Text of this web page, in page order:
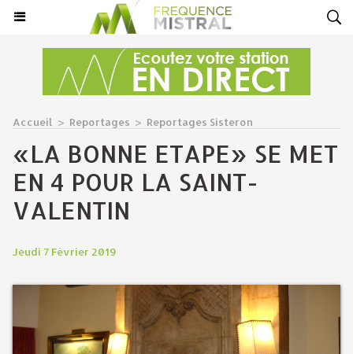
Accueil > Reportages > Reportages Sisteron
«LA BONNE ETAPE» SE MET
EN 4 POUR LA SAINT-
VALENTIN
Jeudi 7 Février 2019